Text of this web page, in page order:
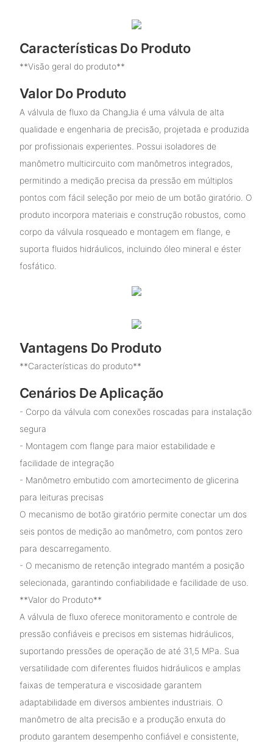
Características Do Produto
**Visão geral do produto**
Valor Do Produto
A válvula de fluxo da ChangJia é uma válvula de alta
qualidade e engenharia de precisão, projetada e produzida
por profissionais experientes. Possui isoladores de
manômetro multicircuito com manômetros integrados,
permitindo a medição precisa da pressão em múltiplos
pontos com fácil seleção por meio de um botão giratório. O
produto incorpora materiais e construção robustos, como
corpo da válvula rosqueado e montagem em flange, e
suporta fluidos hidráulicos, incluindo óleo mineral e éster
fosfático.
Vantagens Do Produto
**Características do produto**
Cenários De Aplicação
- Corpo da válvula com conexões roscadas para instalação
segura
- Montagem com flange para maior estabilidade e
facilidade de integração
- Manômetro embutido com amortecimento de glicerina
para leituras precisas
O mecanismo de botão giratório permite conectar um dos
seis pontos de medição ao manômetro, com pontos zero
para descarregamento.
- O mecanismo de retenção integrado mantém a posição
selecionada, garantindo confiabilidade e facilidade de uso.
**Valor do Produto**
A válvula de fluxo oferece monitoramento e controle de
pressão confiáveis ​​e precisos em sistemas hidráulicos,
suportando pressões de operação de até 31,5 MPa. Sua
versatilidade com diferentes fluidos hidráulicos e amplas
faixas de temperatura e viscosidade garantem
adaptabilidade em diversos ambientes industriais. O
manômetro de alta precisão e a produção enxuta do
produto garantem desempenho confiável e consistente,